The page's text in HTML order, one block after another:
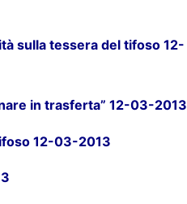
sulla tessera del tifoso 12-
in trasferta” 12-03-2013
12-03-2013